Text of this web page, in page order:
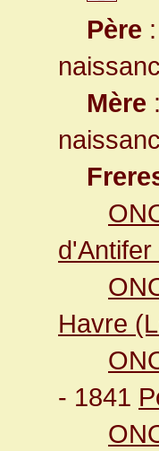
Père :
Mère :
d'Antifer
Havre
- 1841